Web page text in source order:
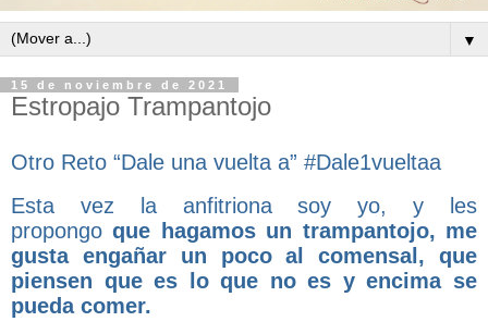
▼
15 de noviembre de 2021
Estropajo Trampantojo
Otro Reto “Dale una vuelta a” #Dale1vueltaa
Esta vez la anfitriona soy yo, y les
propongo que hagamos un trampantojo, me
gusta engañar un poco al comensal, que
piensen que es lo que no es y encima se
pueda comer.